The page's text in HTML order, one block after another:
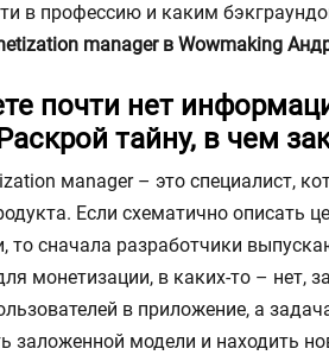
в профессию и каким
manager в Wowmaking
почти нет
тайну, в чем
мanager – это специалист,
Если схематично описать
то сначала разработчики
монетизации, в каких-то – нет,
в приложение, а
заложенной модели и находить